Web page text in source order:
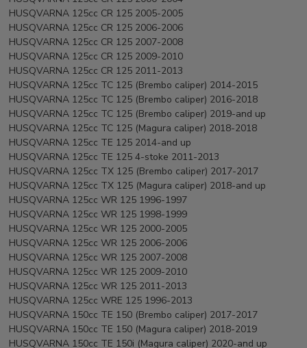
HUSQVARNA 125cc CR 125 2005-2005
HUSQVARNA 125cc CR 125 2006-2006
HUSQVARNA 125cc CR 125 2007-2008
HUSQVARNA 125cc CR 125 2009-2010
HUSQVARNA 125cc CR 125 2011-2013
HUSQVARNA 125cc TC 125 (Brembo caliper) 2014-2015
HUSQVARNA 125cc TC 125 (Brembo caliper) 2016-2018
HUSQVARNA 125cc TC 125 (Brembo caliper) 2019-and up
HUSQVARNA 125cc TC 125 (Magura caliper) 2018-2018
HUSQVARNA 125cc TE 125 2014-and up
HUSQVARNA 125cc TE 125 4-stoke 2011-2013
HUSQVARNA 125cc TX 125 (Brembo caliper) 2017-2017
HUSQVARNA 125cc TX 125 (Magura caliper) 2018-and up
HUSQVARNA 125cc WR 125 1996-1997
HUSQVARNA 125cc WR 125 1998-1999
HUSQVARNA 125cc WR 125 2000-2005
HUSQVARNA 125cc WR 125 2006-2006
HUSQVARNA 125cc WR 125 2007-2008
HUSQVARNA 125cc WR 125 2009-2010
HUSQVARNA 125cc WR 125 2011-2013
HUSQVARNA 125cc WRE 125 1996-2013
HUSQVARNA 150cc TE 150 (Brembo caliper) 2017-2017
HUSQVARNA 150cc TE 150 (Magura caliper) 2018-2019
HUSQVARNA 150cc TE 150i (Magura caliper) 2020-and up